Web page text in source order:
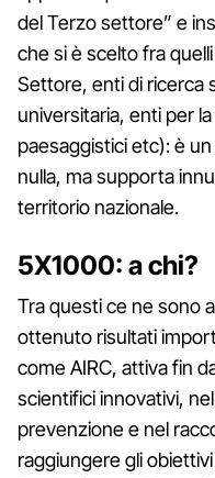
del Terzo settore” e
che si è scelto fra
Settore, enti di ricerca
universitaria, enti per
paesaggistici etc): è
nulla, ma supporta
territorio nazionale.
5X1000: a chi?
Tra questi ce ne sono
ottenuto risultati
come AIRC, attiva fin
scientifici innovativi,
prevenzione e nel
raggiungere gli